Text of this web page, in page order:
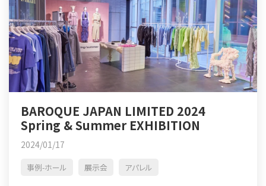
BAROQUE JAPAN LIMITED 2024
Spring & Summer EXHIBITION
2024/01/17
事例-ホール 展示会 アパレル